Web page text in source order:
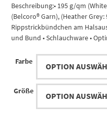
Beschreibung:• 195 g/qm
(Belcoro® Garn), (Heather
Rippstrickbündchen am
und Bund • Schlauchware •
Farbe
Größe